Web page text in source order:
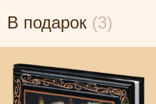
В подарок (3)